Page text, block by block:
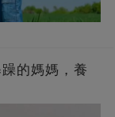
的媽媽，養